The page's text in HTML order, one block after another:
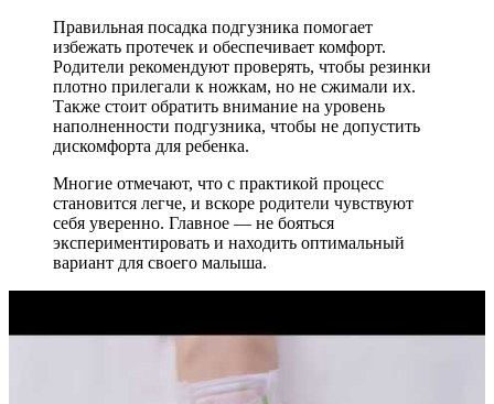
Правильная посадка подгузника помогает
избежать протечек и обеспечивает комфорт.
Родители рекомендуют проверять, чтобы резинки
плотно прилегали к ножкам, но не сжимали их.
Также стоит обратить внимание на уровень
наполненности подгузника, чтобы не допустить
дискомфорта для ребенка.
Многие отмечают, что с практикой процесс
становится легче, и вскоре родители чувствуют
себя уверенно. Главное — не бояться
экспериментировать и находить оптимальный
вариант для своего малыша.